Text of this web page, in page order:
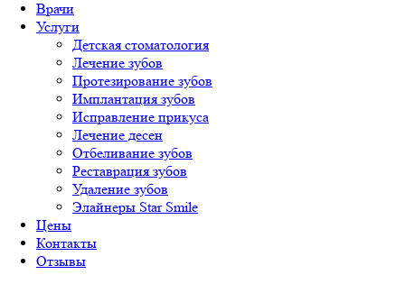
Врачи
Услуги
Детская стоматология
Лечение зубов
Протезирование зубов
Имплантация зубов
Исправление прикуса
Лечение десен
Отбеливание зубов
Реставрация зубов
Удаление зубов
Элайнеры Star Smile
Цены
Контакты
Отзывы